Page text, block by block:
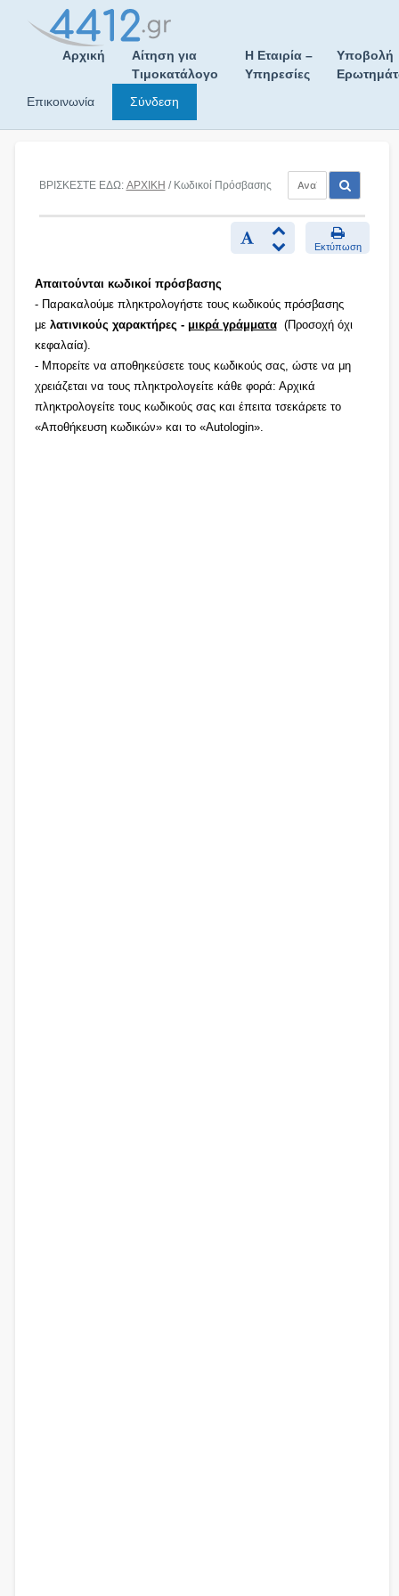
Αρχική
Αίτηση για
Τιμοκατάλογο
Η Εταιρία –
Υπηρεσίες
Υποβολή
Επικοινωνία
Σύνδεση
ΒΡΙΣΚΕΣΤΕ ΕΔΩ: ΑΡΧΙΚΗ / Κωδικοί Πρόσβασης
Εκτύπωση
Απαιτούνται κωδικοί πρόσβασης
- Παρακαλούμε πληκτρολογήστε τους κωδικούς πρόσβασης
με λατινικούς χαρακτήρες - μικρά γράμματα(Προσοχή όχι
κεφαλαία).
- Μπορείτε να αποθηκεύσετε τους κωδικούς σας, ώστε να μη
χρειάζεται να τους πληκτρολογείτε κάθε φορά: Αρχικά
πληκτρολογείτε τους κωδικούς σας και έπειτα τσεκάρετε το
«Αποθήκευση κωδικών» και το «Autologin».